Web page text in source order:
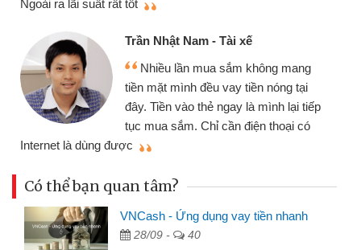
Ngoài ra lãi suất rất tốt
Trần Nhật Nam - Tài xế
Nhiều lần mua sắm không mang
tiền mặt mình đều vay tiền nóng tại
đây. Tiền vào thẻ ngay là mình lại tiếp
tục mua sắm. Chỉ cần điện thoại có
Internet là dùng được
Có thể bạn quan tâm?
VNCash - Ứng dụng vay tiền nhanh
28/09 - 40